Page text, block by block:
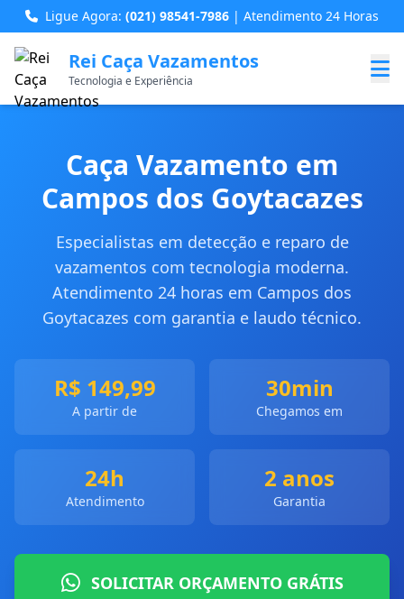
Ligue Agora: (021) 98541-7986 | Atendimento 24 Horas
Rei Caça Vazamentos
Tecnologia e Experiência
Caça Vazamento em
Campos dos Goytacazes
Especialistas em detecção e reparo de
vazamentos com tecnologia moderna.
Atendimento 24 horas em Campos dos
Goytacazes com garantia e laudo técnico.
R$ 149,99
A partir de
30min
Chegamos em
24h
Atendimento
2 anos
Garantia
SOLICITAR ORÇAMENTO GRÁTIS